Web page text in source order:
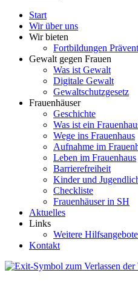
Start
Wir über uns
Wir bieten
Fortbildungen
Gewalt gegen Frauen
Was ist Gewalt
Digitale Gewalt
Gewaltschutzgesetz
Frauenhäuser
Geschichte
Was ist ein
Wege ins Frauenhaus
Aufnahme im
Leben im Frauenhaus
Barrierefreiheit
Kinder und
Checkliste
Frauenhäuser in SH
Aktuelles
Links
Weitere
Kontakt